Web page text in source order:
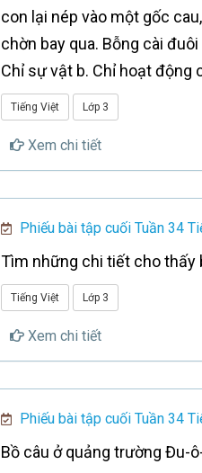
con lại nép vào một gốc
chờn bay qua. Bỗng cài
Chỉ sự vật b. Chỉ hoạt động
Tiếng Việt Lớp 3
Xem chi tiết
Phiếu bài tập cuối Tuần 34
Tìm những chi tiết cho thấy
Tiếng Việt Lớp 3
Xem chi tiết
Phiếu bài tập cuối Tuần 34
Bồ câu ở quảng trường Đu-